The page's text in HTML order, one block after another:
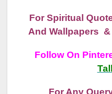
For Spiritual
And Wallpapers
Follow On
For Any